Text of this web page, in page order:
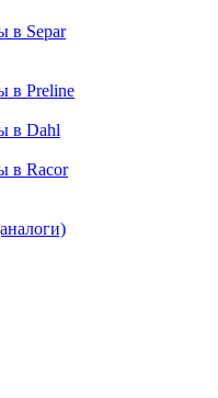
в Separ
в Preline
в Dahl
в Racor